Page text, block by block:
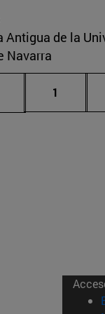
de la
Navarra
Página
1